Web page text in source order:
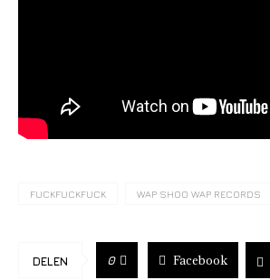
FUCKFUCKFUCK WAP SHOO WAP RECORDS
DELEN 0 Facebook